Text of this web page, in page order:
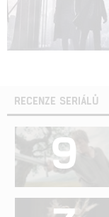
RECENZE SERIÁLŮ
9